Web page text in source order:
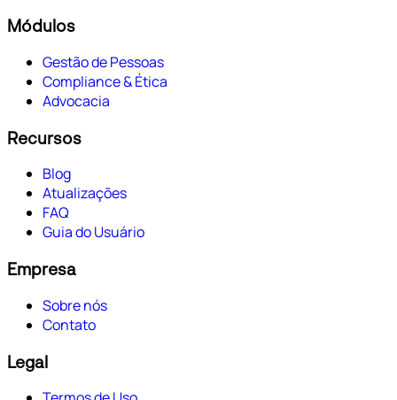
Módulos
Gestão de Pessoas
Compliance & Ética
Advocacia
Recursos
Blog
Atualizações
FAQ
Guia do Usuário
Empresa
Sobre nós
Contato
Legal